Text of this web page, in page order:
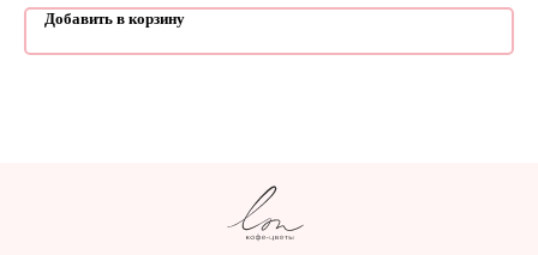
Добавить в корзину